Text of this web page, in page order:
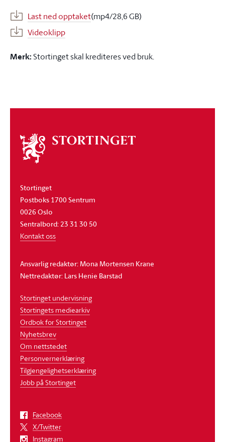
Last ned opptaket(mp4/28,6 GB)
Videoklipp
Merk:Stortinget skal krediteres ved bruk.
Om
stortinget
Stortinget
Postboks 1700 Sentrum
0026 Oslo
Sentralbord: 23 31 30 50
Kontakt oss
Ansvarlig redaktør: Mona Mortensen Krane
Nettredaktør: Lars Henie Barstad
Stortinget undervisning
Stortingets mediearkiv
Ordbok for Stortinget
Nyhetsbrev
Om nettstedet
Personvernerklæring
Tilgjengelighetserklæring
Jobb på Stortinget
Facebook
X/Twitter
Instagram